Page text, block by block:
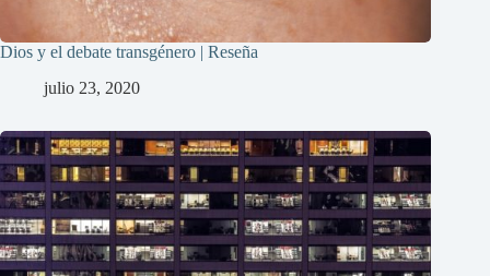
Dios y el debate transgénero | Reseña
julio 23, 2020